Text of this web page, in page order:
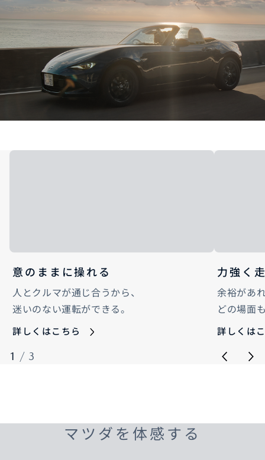
意のままに操れる
人とクルマが通じ合うから、
迷いのない運転ができる。
詳しくはこちら
力強く
余裕があ
どの場面
詳しくは
1 / 3
マツダを体感する